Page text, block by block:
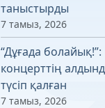
таныстырды
7 тамыз, 2026
“Дұғада
концерттің
түсіп қалған
7 тамыз, 2026